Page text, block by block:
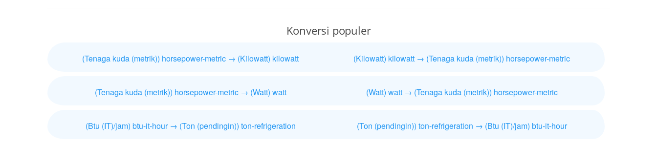
Konversi populer
(Tenaga kuda (metrik)) horsepower-metric → (Kilowatt) kilowatt (Kilowatt) kilowatt → (Tenaga kuda (metrik)) horsepower-metric
(Tenaga kuda (metrik)) horsepower-metric → (Watt) watt (Watt) watt → (Tenaga kuda (metrik)) horsepower-metric
(Btu (IT)/jam) btu-it-hour → (Ton (pendingin)) ton-refrigeration (Ton (pendingin)) ton-refrigeration → (Btu (IT)/jam) btu-it-hour